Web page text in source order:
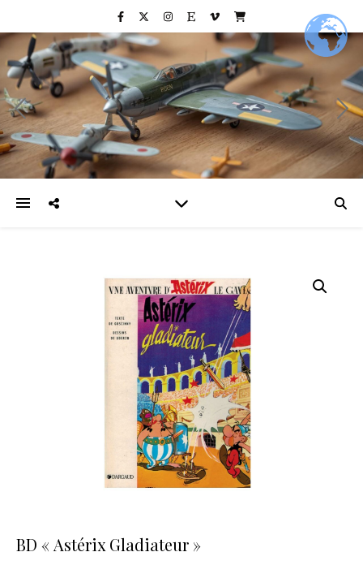
BD « Astérix Gladiateur »